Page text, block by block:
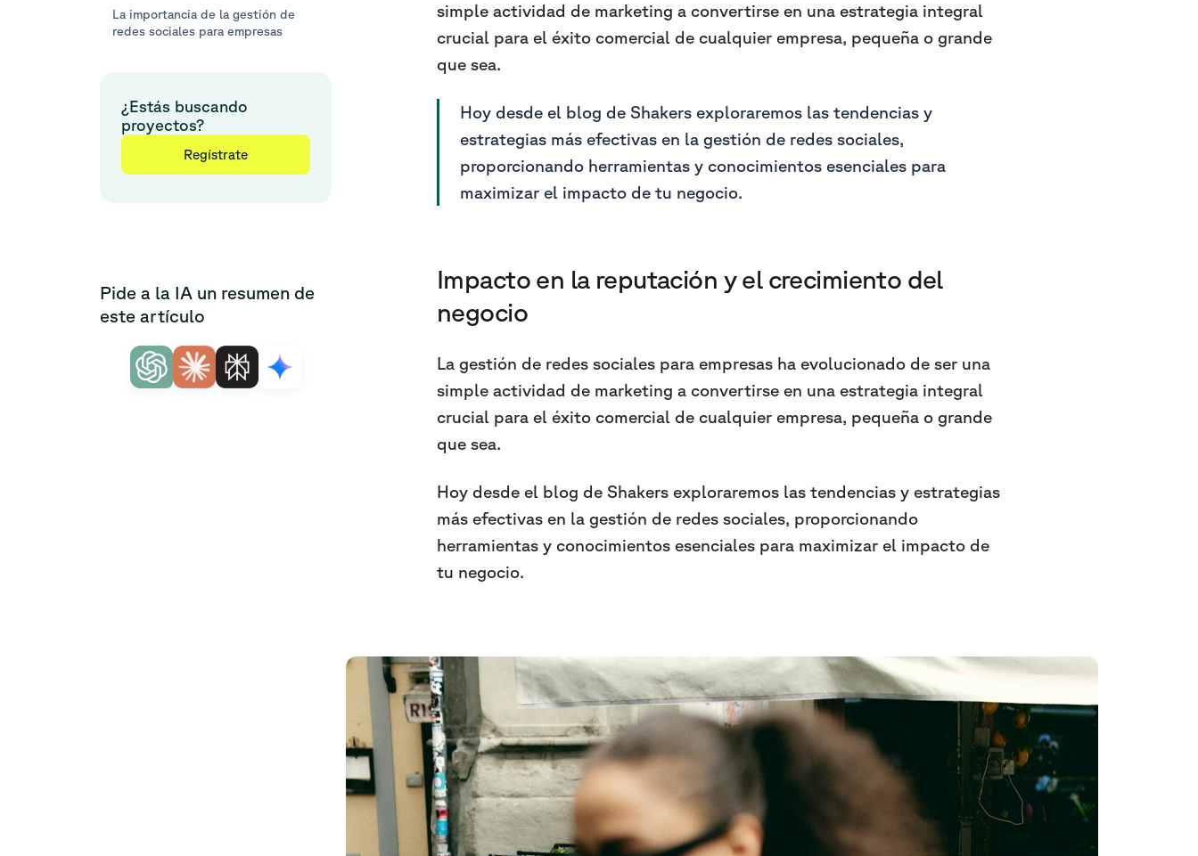
La importancia de la gestión de
redes sociales para empresas
¿Estás buscando
proyectos?
Regístrate
Pide a la IA un resumen de
este artículo
simple actividad de marketing a convertirse en una estrategia integral
crucial para el éxito comercial de cualquier empresa, pequeña o grande
que sea.
Hoy desde el blog de Shakers exploraremos las tendencias y
estrategias más efectivas en la gestión de redes sociales,
proporcionando herramientas y conocimientos esenciales para
maximizar el impacto de tu negocio.
Impacto en la reputación y el crecimiento del
negocio
La gestión de redes sociales para empresas ha evolucionado de ser una
simple actividad de marketing a convertirse en una estrategia integral
crucial para el éxito comercial de cualquier empresa, pequeña o grande
que sea.
Hoy desde el blog de Shakers exploraremos las tendencias y estrategias
más efectivas en la gestión de redes sociales, proporcionando
herramientas y conocimientos esenciales para maximizar el impacto de
tu negocio.